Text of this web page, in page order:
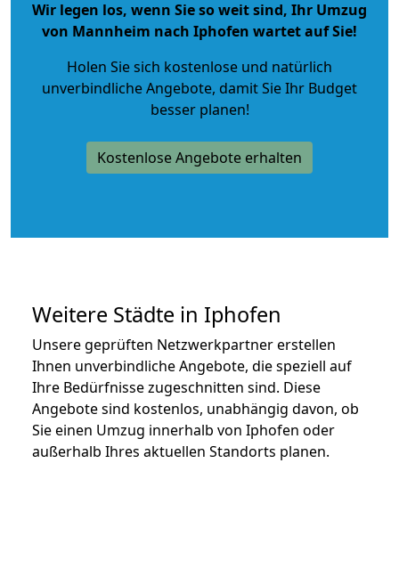
Wir legen los, wenn Sie so weit sind, Ihr Umzug
von Mannheim nach Iphofen wartet auf Sie!
Holen Sie sich kostenlose und natürlich
unverbindliche Angebote, damit Sie Ihr Budget
besser planen!
Kostenlose Angebote erhalten
Weitere Städte in Iphofen
Unsere geprüften Netzwerkpartner erstellen
Ihnen unverbindliche Angebote, die speziell auf
Ihre Bedürfnisse zugeschnitten sind. Diese
Angebote sind kostenlos, unabhängig davon, ob
Sie einen Umzug innerhalb von Iphofen oder
außerhalb Ihres aktuellen Standorts planen.